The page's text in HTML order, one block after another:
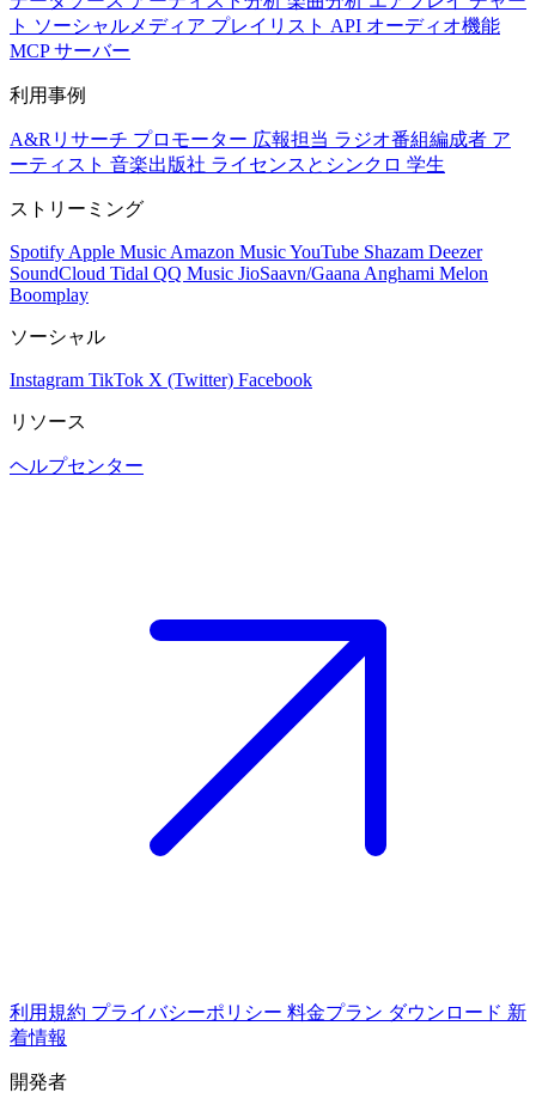
ト ソーシャルメディア プレイリスト API オーディオ機能
MCP サーバー
利用事例
A&Rリサーチ プロモーター 広報担当 ラジオ番組編成者 ア
ーティスト 音楽出版社 ライセンスとシンクロ 学生
ストリーミング
Spotify Apple Music Amazon MusicYouTube Shazam Deezer
SoundCloud Tidal QQ Music JioSaavn/Gaana Anghami Melon
Boomplay
ソーシャル
Instagram TikTok X (Twitter) Facebook
リソース
ヘルプセンター
利用規約 プライバシーポリシー 料金プラン ダウンロード 新
着情報
開発者